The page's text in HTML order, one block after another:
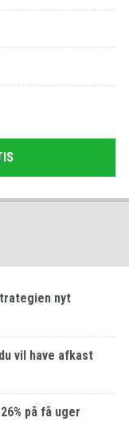
nyt
vil have afkast
på få uger